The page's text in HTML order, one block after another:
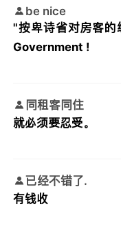
be nice
"按卑诗省对房客
Government !
同租客同住
就必须要忍受。
已经不错了.
有钱收